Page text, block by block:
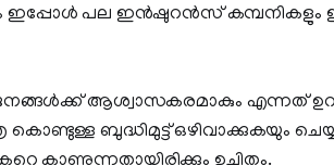
ഇപ്പോള്‍ പല ഇന്‍ഷുറന്‍സ് കമ്പനികളും
ആശ്വാസകരമാകും എന്നത്
ബുദ്ധിമുട്ട് ഒഴിവാക്കുകയും